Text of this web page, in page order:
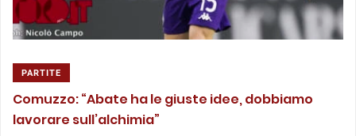
PARTITE
Comuzzo: “Abate ha le giuste idee, dobbiamo
lavorare sull’alchimia”